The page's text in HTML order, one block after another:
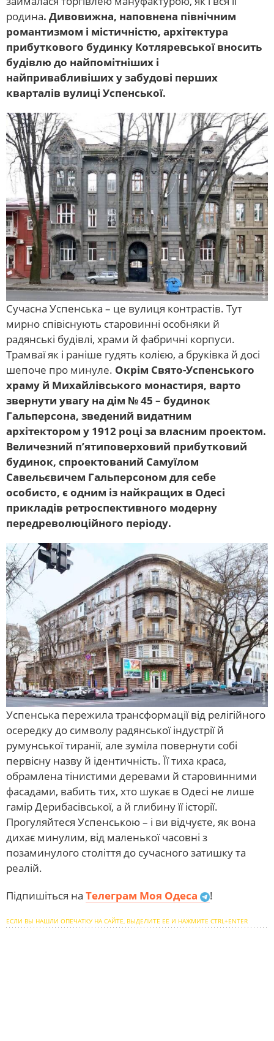
родина. Дивовижна, наповнена північним
романтизмом і містичністю, архітектура
прибуткового будинку Котляревської вносить
будівлю до найпомітніших і
найпривабливіших у забудові перших
кварталів вулиці Успенської.
Сучасна Успенська – це вулиця контрастів. Тут
мирно співіснують старовинні особняки й
радянські будівлі, храми й фабричні корпуси.
Трамваї як і раніше гудять колією, а бруківка й досі
шепоче про минуле. Окрім Свято-Успенського
храму й Михайлівського монастиря, варто
звернути увагу на дім № 45 – будинок
Гальперсона, зведений видатним
архітектором у 1912 році за власним проектом.
Величезний п’ятиповерховий прибутковий
будинок, спроектований Самуїлом
Савельєвичем Гальперсоном для себе
особисто, є одним із найкращих в Одесі
прикладів ретроспективного модерну
передреволюційного періоду.
Успенська пережила трансформації від релігійного
осередку до символу радянської індустрії й
румунської тиранії, але зуміла повернути собі
первісну назву й ідентичність. Її тиха краса,
обрамлена тінистими деревами й старовинними
фасадами, вабить тих, хто шукає в Одесі не лише
гамір Дерибасівської, а й глибину її історії.
Прогуляйтеся Успенською – і ви відчуєте, як вона
дихає минулим, від маленької часовні з
позаминулого століття до сучасного затишку та
реалій.
Підпишіться на Телеграм Моя Одеса !
ЕСЛИ ВЫ НАШЛИ ОПЕЧАТКУ НА САЙТЕ, ВЫДЕЛИТЕ ЕЕ И НАЖМИТЕ CTRL+ENTER